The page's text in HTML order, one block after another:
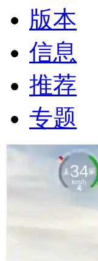
版本
信息
推荐
专题